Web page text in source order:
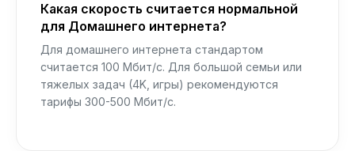
Какая скорость считается нормальной
для Домашнего интернета?
Для домашнего интернета стандартом
считается 100 Мбит/с. Для большой семьи или
тяжелых задач (4K, игры) рекомендуются
тарифы 300-500 Мбит/с.